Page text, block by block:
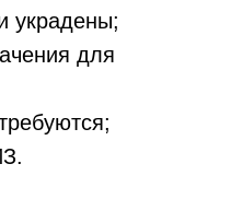
украдены;
для